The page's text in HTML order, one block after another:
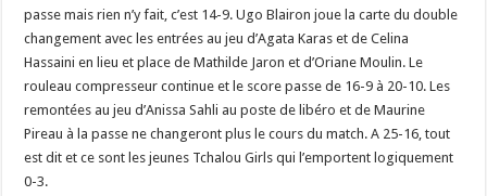
passe mais rien n’y fait, c’est 14-9. Ugo Blairon joue la carte du double
changement avec les entrées au jeu d’Agata Karas et de Celina
Hassaini en lieu et place de Mathilde Jaron et d’Oriane Moulin. Le
rouleau compresseur continue et le score passe de 16-9 à 20-10. Les
remontées au jeu d’Anissa Sahli au poste de libéro et de Maurine
Pireau à la passe ne changeront plus le cours du match. A 25-16, tout
est dit et ce sont les jeunes Tchalou Girls qui l’emportent logiquement
0-3.